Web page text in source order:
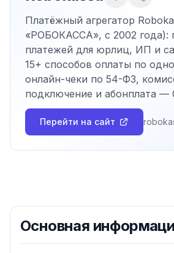
Платёжный агрегатор
«РОБОКАССА», с 2002 года):
платежей для юрлиц, ИП и
15+ способов оплаты по
онлайн-чеки по 54-ФЗ,
подключение и абонплата —
Перейти на сайт
Основная